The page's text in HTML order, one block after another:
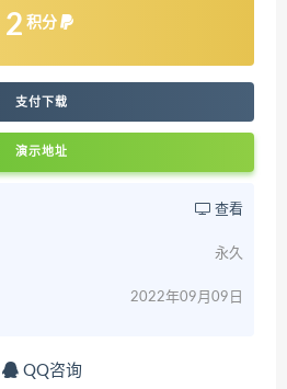
2 积分
支付下载
演示地址
查看
永久
2022年09月09日
QQ咨询